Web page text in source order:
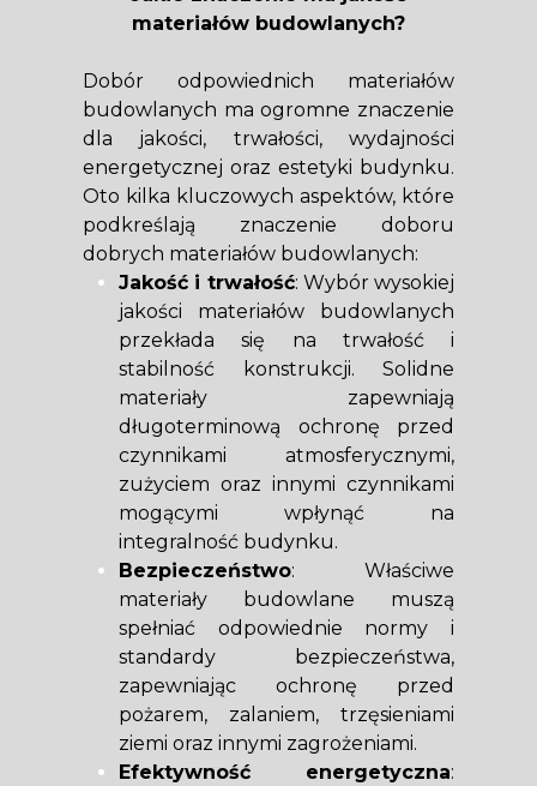
materiałów budowlanych?
Dobór odpowiednich materiałów
budowlanych ma ogromne znaczenie
dla jakości, trwałości, wydajności
energetycznej oraz estetyki budynku.
Oto kilka kluczowych aspektów, które
podkreślają znaczenie doboru
dobrych materiałów budowlanych:
Jakość i trwałość: Wybór wysokiej
jakości materiałów budowlanych
przekłada się na trwałość i
stabilność konstrukcji. Solidne
materiały zapewniają
długoterminową ochronę przed
czynnikami atmosferycznymi,
zużyciem oraz innymi czynnikami
mogącymi wpłynąć na
integralność budynku.
Bezpieczeństwo: Właściwe
materiały budowlane muszą
spełniać odpowiednie normy i
standardy bezpieczeństwa,
zapewniając ochronę przed
pożarem, zalaniem, trzęsieniami
ziemi oraz innymi zagrożeniami.
Efektywność energetyczna: